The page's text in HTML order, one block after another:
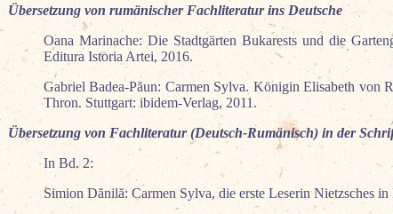
Übersetzung von rumänischer Fachliteratur ins Deutsche
Oana Marinache: Die Stadtgärten Bukarests und die
Editura Istoria Artei, 2016.
Gabriel Badea-Păun: Carmen Sylva. Königin Elisabeth von
Thron. Stuttgart: ibidem-Verlag, 2011.
Übersetzung von Fachliteratur (Deutsch-Rumänisch) in der
In Bd. 2:
Simion Dănilă: Carmen Sylva, die erste Leserin Nietzsches in